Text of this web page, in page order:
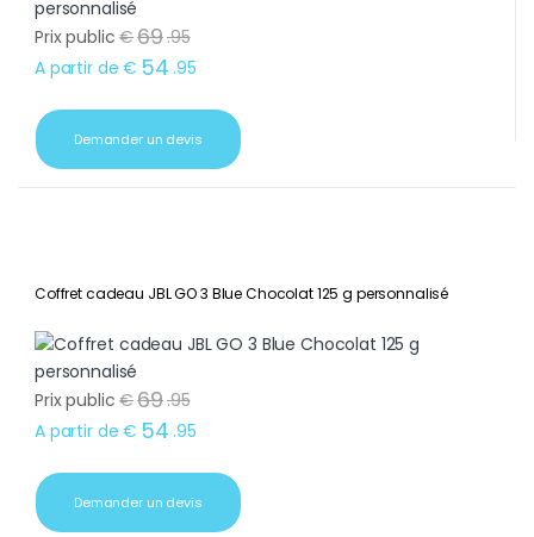
Prix public €69.95
A partir de € 54 .95
Demander un devis
Coffret cadeau JBL GO 3 Blue Chocolat 125 g personnalisé
Prix public €69.95
A partir de € 54 .95
Demander un devis